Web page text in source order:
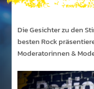
Die Ges­ichter zu den
besten Rock
Mod­era­tor­innen &